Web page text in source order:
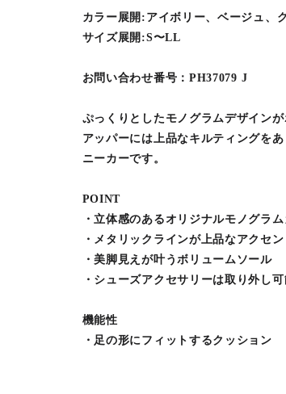
カラー展開:アイボリー、ベージュ、
サイズ展開:S〜LL
お問い合わせ番号：PH37079 J
ぷっくりとしたモノグラムデザインが
アッパーには上品なキルティングを
ニーカーです。
POINT
・立体感のあるオリジナルモノグラ
・メタリックラインが上品なアクセ
・美脚見えが叶うボリュームソール
・シューズアクセサリーは取り外し
機能性
・足の形にフィットするクッション